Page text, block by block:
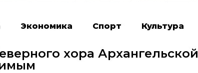
Экономика Спорт Культура
хора Архангельской